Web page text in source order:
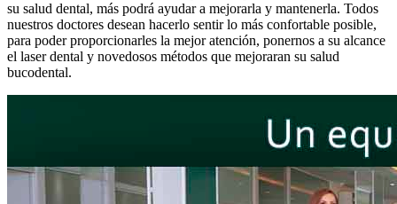
su salud dental, más podrá ayudar a mejorarla y mantenerla. Todos
nuestros doctores desean hacerlo sentir lo más confortable posible,
para poder proporcionarles la mejor atención, ponernos a su alcance
el laser dental y novedosos métodos que mejoraran su salud
bucodental.